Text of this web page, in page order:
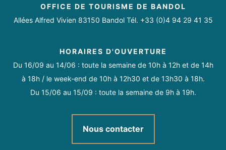
OFFICE DE TOURISME DE BANDOL
Allées Alfred Vivien 83150 Bandol Tél. +33 (0)4 94 29 41 35
HORAIRES D'OUVERTURE
Du 16/09 au 14/06 : toute la semaine de 10h à 12h et de 14h
à 18h / le week-end de 10h à 12h30 et de 13h30 à 18h.
Du 15/06 au 15/09 : toute la semaine de 9h à 19h.
Nous contacter